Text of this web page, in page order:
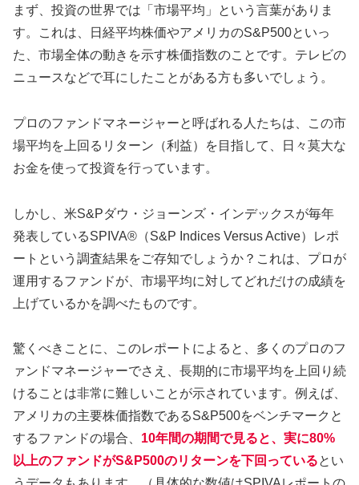
まず、投資の世界では「市場平均」という言葉がありま
す。これは、日経平均株価やアメリカのS&P500といっ
た、市場全体の動きを示す株価指数のことです。テレビの
ニュースなどで耳にしたことがある方も多いでしょう。
プロのファンドマネージャーと呼ばれる人たちは、この市
場平均を上回るリターン（利益）を目指して、日々莫大な
お金を使って投資を行っています。
しかし、米S&Pダウ・ジョーンズ・インデックスが毎年
発表しているSPIVA®（S&P Indices Versus Active）レポ
ートという調査結果をご存知でしょうか？これは、プロが
運用するファンドが、市場平均に対してどれだけの成績を
上げているかを調べたものです。
驚くべきことに、このレポートによると、多くのプロのフ
ァンドマネージャーでさえ、長期的に市場平均を上回り続
けることは非常に難しいことが示されています。例えば、
アメリカの主要株価指数であるS&P500をベンチマークと
するファンドの場合、 10年間の期間で見ると、実に80%
以上のファンドがS&P500のリターンを下回っているとい